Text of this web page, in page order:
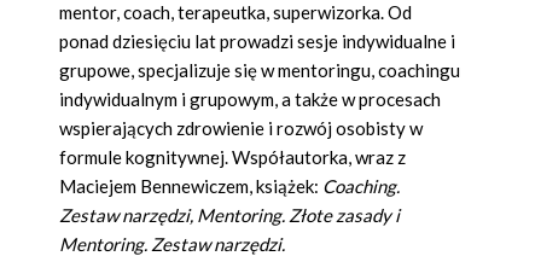
mentor, coach, terapeutka, superwizorka. Od
ponad dziesięciu lat prowadzi sesje indywidualne i
grupowe, specjalizuje się w mentoringu, coachingu
indywidualnym i grupowym, a także w procesach
wspierających zdrowienie i rozwój osobisty w
formule kognitywnej. Współautorka, wraz z
Maciejem Bennewiczem, książek: Coaching.
Zestaw narzędzi, Mentoring. Złote zasady i
Mentoring. Zestaw narzędzi.